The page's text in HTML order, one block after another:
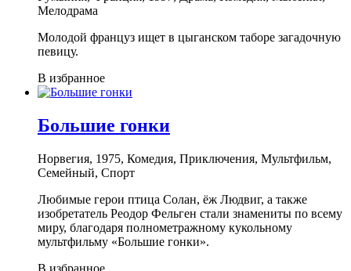
Мелодрама
Молодой француз ищет в цыганском таборе загадочную
певицу.
В избранное
Большие гонки
Норвегия, 1975, Комедия, Приключения, Мультфильм,
Семейный, Спорт
Любимые герои птица Солан, ёж Людвиг, а также
изобретатель Реодор Фельген стали знамениты по всему
миру, благодаря полнометражному кукольному
мультфильму «Большие гонки».
В избранное